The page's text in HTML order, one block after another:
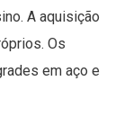
A aquisição
Os
em aço e